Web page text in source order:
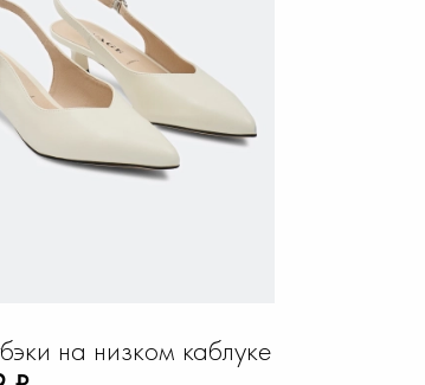
на низком каблуке